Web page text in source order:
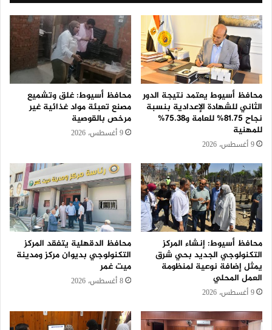
محافظ أسيوط يعتمد نتيجة الدور
الثاني للشهادة الإعدادية بنسبة
نجاح 81.75% للعامة و75.38%
للمهنية
9 أغسطس، 2026
محافظ أسيوط: غلق وتشميع
مصنع تعبئة مواد غذائية غير
مرخص بالقوصية
9 أغسطس، 2026
محافظ أسيوط: إنشاء المركز
التكنولوجي الجديد بحي شرق
يمثل إضافة نوعية لمنظومة
العمل المحلي
9 أغسطس، 2026
محافظ الدقهلية يتفقد المركز
التكنولوجي بديوان مركز ومدينة
ميت غمر
8 أغسطس، 2026